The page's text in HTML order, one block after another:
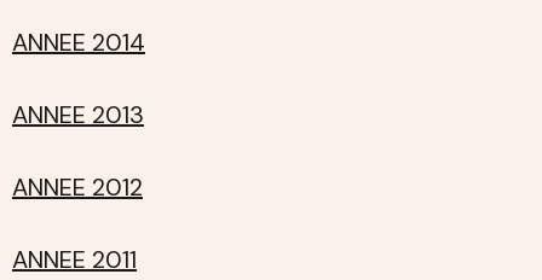
ANNEE 2014
ANNEE 2013
ANNEE 2012
ANNEE 2011